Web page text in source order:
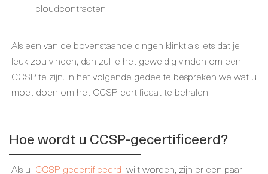
cloudcontracten
Als een van de bovenstaande dingen klinkt als iets dat je
leuk zou vinden, dan zul je het geweldig vinden om een
CCSP te zijn. In het volgende gedeelte bespreken we wat u
moet doen om het CCSP-certificaat te behalen.
Hoe wordt u CCSP-gecertificeerd?
Als u CCSP-gecertificeerd wilt worden, zijn er een paar